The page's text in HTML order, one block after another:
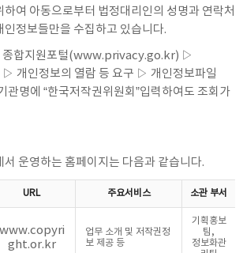
하여 아동으로부터 법정대리인의 성명과 연락처
인정보들만을 수집하고 있습니다.
합지원포털(www.privacy.go.kr) ▷
▷ 개인정보의 열람 등 요구 ▷ 개인정보파일
관명에 “한국저작권위원회”입력하여도 조회가
서 운영하는 홈페이지는 다음과 같습니다.
URL 주요서비스 소관 부서
www.copyri
ght.or.kr
업무 소개 및 저작권정
보 제공 등
기획홍보
팀,
정보화관